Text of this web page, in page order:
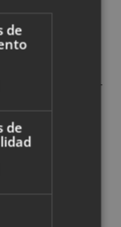
válido sentir
de
de